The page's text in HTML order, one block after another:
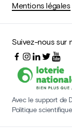
Mentions légales
Suivez-nous sur
Avec le support de
Politique